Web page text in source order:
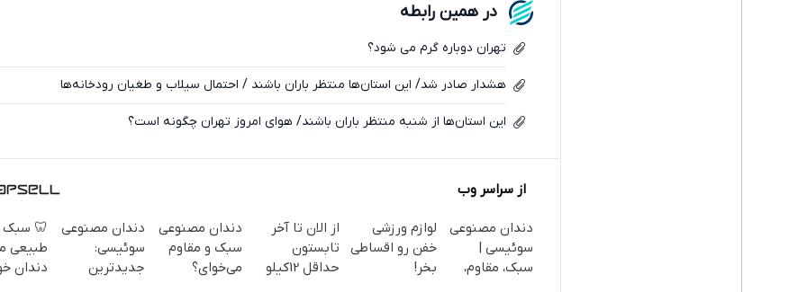
در همین رابطه
تهران دوباره گرم می شود؟
هشدار صادر شد/ این استان‌ها منتظر باران باشند / احتمال سیلاب و طغیان رودخانه‌ها
این استان‌ها از شنبه منتظر باران باشند/ هوای امروز تهران چگونه است؟
از سراسر وب
دندان مصنوعی
سوئیسی |
سبک، مقاوم،
لوازم ورزشی
خفن رو اقساطی
بخر!
از الان تا آخر
تابستون
حداقل 12کیلو
دندان مصنوعی
سبک و مقاوم
می‌خوای؟
دندان مصنوعی
سوئیسی:
جدیدترین
🦷 سبک
طبیعی
دندان